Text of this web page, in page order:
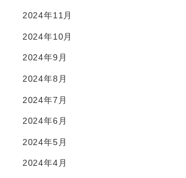
2024年11月
2024年10月
2024年9月
2024年8月
2024年7月
2024年6月
2024年5月
2024年4月